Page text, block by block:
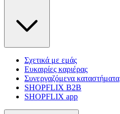
Σχετικά με εμάς
Ευκαιρίες καριέρας
Συνεργαζόμενα καταστήματα
SHOPFLIX B2B
SHOPFLIX app